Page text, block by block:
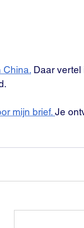
China. Daar vertel
mijn brief. Je